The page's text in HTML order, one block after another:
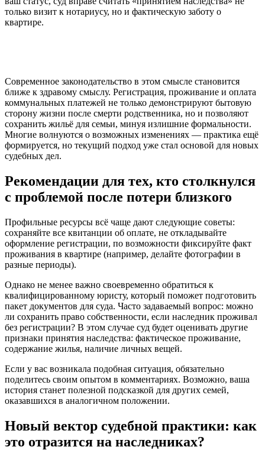
только визит к нотариусу, но и фактическую заботу о
квартире.
Современное законодательство в этом смысле становится
ближе к здравому смыслу. Регистрация, проживание и оплата
коммунальных платежей не только демонстрируют бытовую
сторону жизни после смерти родственника, но и позволяют
сохранить жильё для семьи, минуя излишние формальности.
Многие волнуются о возможных изменениях — практика ещё
формируется, но текущий подход уже стал основой для новых
судебных дел.
Рекомендации для тех, кто столкнулся
с проблемой после потери близкого
Профильные ресурсы всё чаще дают следующие советы:
сохраняйте все квитанции об оплате, не откладывайте
оформление регистрации, по возможности фиксируйте факт
проживания в квартире (например, делайте фотографии в
разные периоды).
Однако не менее важно своевременно обратиться к
квалифицированному юристу, который поможет подготовить
пакет документов для суда. Часто задаваемый вопрос: можно
ли сохранить право собственности, если наследник проживал
без регистрации? В этом случае суд будет оценивать другие
признаки принятия наследства: фактическое проживание,
содержание жилья, наличие личных вещей.
Если у вас возникала подобная ситуация, обязательно
поделитесь своим опытом в комментариях. Возможно, ваша
история станет полезной подсказкой для других семей,
оказавшихся в аналогичном положении.
Новый вектор судебной практики: как
это отразится на наследниках?